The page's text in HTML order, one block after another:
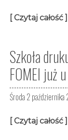
[ Czytaj całość ]
Szkoła
FOMEI już
Środa 2 października
[ Czytaj całość ]